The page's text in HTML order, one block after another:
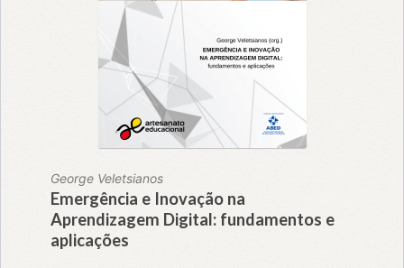
George Veletsianos
Emergência e Inovação na
Aprendizagem Digital: fundamentos e
aplicações